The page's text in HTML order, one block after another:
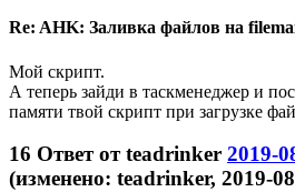
Re: AHK: Заливка файлов на
Мой скрипт.
А теперь зайди в таскменеджер и
памяти твой скрипт при загрузке
16 Ответ отteadrinker 2019-
(изменено: teadrinker, 2019-